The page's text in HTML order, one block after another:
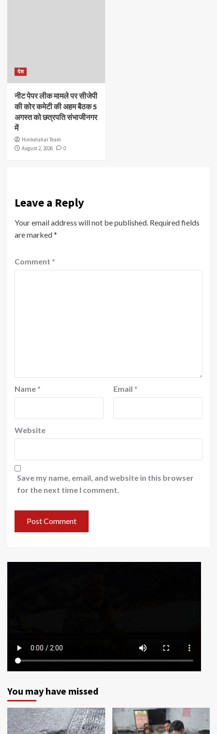
देश
नीट पेपर लीक मामले पर सीजेपी
की कोर कमेटी की अहम बैठक 5
अगस्त को छत्रपति संभाजीनगर
में
Himkelahar Team
August 2, 2026
0
Leave a Reply
Your email address will not be published. Required fields
are marked*
Comment *
Name * Email *
Website
Save my name, email, and website in this browser
for the next time I comment.
You may have missed